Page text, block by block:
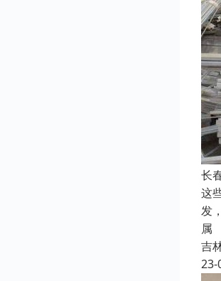
长
这
发
属
吉
23-